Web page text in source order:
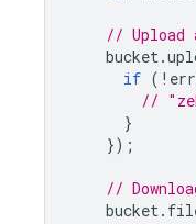
//
bucket.
if ( ! err
//
}
});
//
bucket.